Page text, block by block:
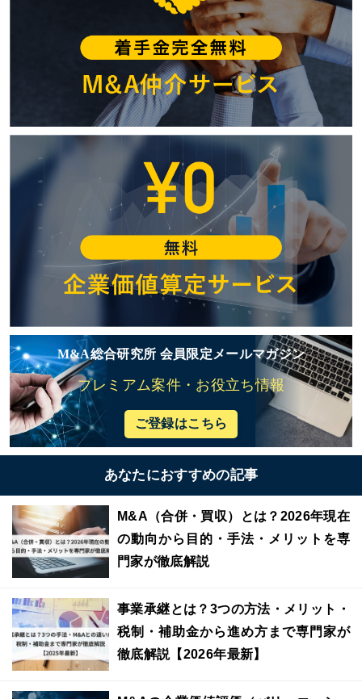
M&A総合研究所 会員限定メールマガジン
プレミアム案件・お役立ち情報
ご登録はこちら
あなたにおすすめの記事
M&A（合併・買収）とは？2026年現在
の動向から目的・手法・メリットを専
門家が徹底解説
事業承継とは？3つの方法・メリット・
税制・補助金から進め方まで専門家が
徹底解説【2026年最新】